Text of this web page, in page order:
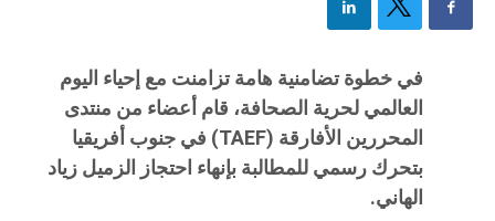
في خطوة تضامنية هامة تزامنت مع إحياء اليوم
العالمي لحرية الصحافة، قام أعضاء من منتدى
المحررين الأفارقة (TAEF) في جنوب أفريقيا
بتحرك رسمي للمطالبة بإنهاء احتجاز الزميل زياد
الهاني.